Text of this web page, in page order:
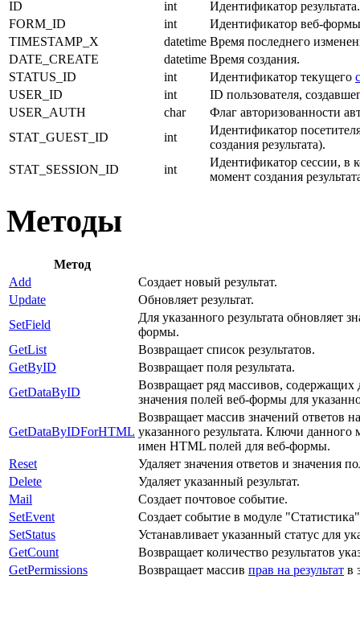
ID
int
Идентификатор результата.
FORM_ID
int
Идентификатор веб-
TIMESTAMP_X
datetime Время последнего
DATE_CREATE
datetime Время создания.
STATUS_ID
int Идентификатор текущего
USER_ID
int
ID пользователя,
USER_AUTH
char
Флаг авторизованности
STAT_GUEST_ID
int
Идентификатор
создания результата).
STAT_SESSION_ID
int
Идентификатор сессии, в
момент создания
Методы
Метод
Add
Создает новый результат.
Update
Обновляет результат.
SetField
Для указанного результата обновляет
формы.
GetList
Возвращает список результатов.
GetByID
Возвращает поля результата.
GetDataByID
Возвращает ряд массивов,
значения полей веб-формы для
GetDataByIDForHTML
Возвращает массив значений ответов
указанного результата. Ключи
имен HTML полей для веб-формы.
Reset
Удаляет значения ответов и значения
Delete
Удаляет указанный результат.
Mail
Создает почтовое событие.
SetEvent
Создает событие в модуле
SetStatus
Устанавливает указанный статус для
GetCount
Возвращает количество результатов
GetPermissions
Возвращает массив прав на результат в